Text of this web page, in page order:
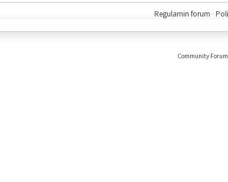
Regulamin forum ·
Community